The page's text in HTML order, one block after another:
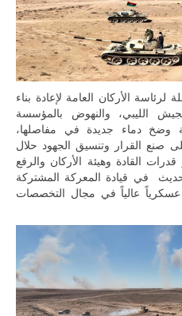
الأركان العامة لإعادة بناء
الليبي، والنهوض بالمؤسسة
وضخ دماء جديدة في مفاصلها،
صنع القرار وتنسيق الجهود حلال
القادة وهيئة الأركان والرفع
في قيادة المعركة المشتركة
عسكرياً عالياً في مجال التخصصات